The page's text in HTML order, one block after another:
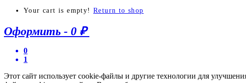
Your cart is empty! Return to shop
Оформить - 0 ₽
0
1
Этот сайт использует cookie-файлы и другие технологии для